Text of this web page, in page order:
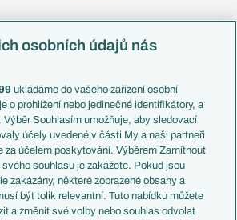
Česko
Francie
Itálie
Německo
Španělsko
Argentina
Brazílie
Přestupy
Zápasy
osobních údajů nás
ukládáme do vašeho zařízení osobní
o prohlížení nebo jedinečné identifikátory, a
Výběr Souhlasím umožňuje, aby sledovací
účely uvedené v části My a naši partneři
za účelem poskytování. Výběrem Zamítnout
souhlasu je zakážete. Pokud jsou
zakázány, některé zobrazené obsahy a
být tolik relevantní. Tuto nabídku můžete
a změnit své volby nebo souhlas odvolat